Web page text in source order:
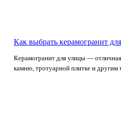
Как выбрать керамогранит
Керамогранит для улицы —
камню, тротуарной плитке и другим